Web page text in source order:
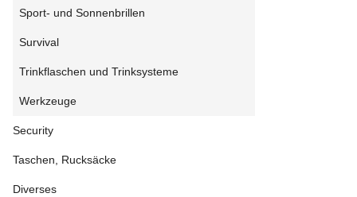
Sport- und Sonnenbrillen
Survival
Trinkflaschen und Trinksysteme
Werkzeuge
Security
Taschen, Rucksäcke
Diverses